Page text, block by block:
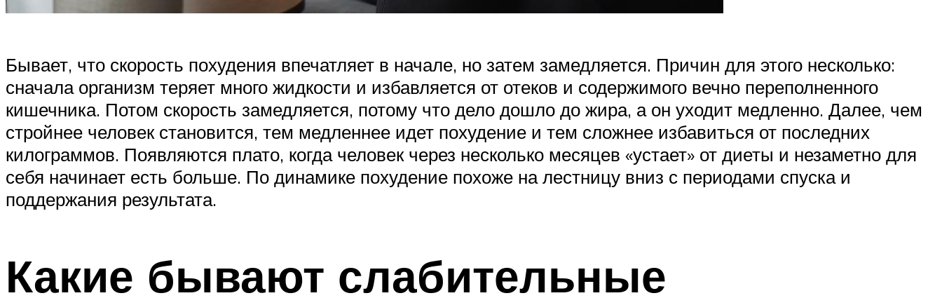
Бывает, что скорость похудения впечатляет в начале, но затем замедляется. Причин для этого несколько:
сначала организм теряет много жидкости и избавляется от отеков и содержимого вечно переполненного
кишечника. Потом скорость замедляется, потому что дело дошло до жира, а он уходит медленно. Далее, чем
стройнее человек становится, тем медленнее идет похудение и тем сложнее избавиться от последних
килограммов. Появляются плато, когда человек через несколько месяцев «устает» от диеты и незаметно для
себя начинает есть больше. По динамике похудение похоже на лестницу вниз с периодами спуска и
поддержания результата.
Какие бывают слабительные